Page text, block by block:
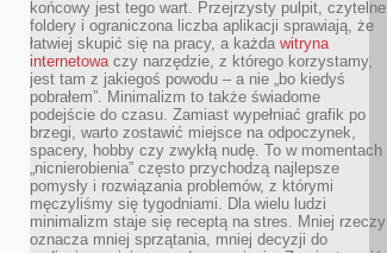
końcowy jest tego wart. Przejrzysty pulpit, czytelne
foldery i ograniczona liczba aplikacji sprawiają, że
łatwiej skupić się na pracy, a każda witryna
internetowaczy narzędzie, z którego korzystamy,
jest tam z jakiegoś powodu – a nie „bo kiedyś
pobrałem”. Minimalizm to także świadome
podejście do czasu. Zamiast wypełniać grafik po
brzegi, warto zostawić miejsce na odpoczynek,
spacery, hobby czy zwykłą nudę. To w momentach
„nicnierobienia” często przychodzą najlepsze
pomysły i rozwiązania problemów, z którymi
męczyliśmy się tygodniami. Dla wielu ludzi
minimalizm staje się receptą na stres. Mniej rzeczy
oznacza mniej sprzątania, mniej decyzji do